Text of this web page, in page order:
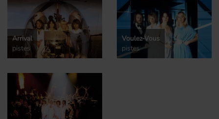
Arrival
pistes
Voulez-Vous
pistes